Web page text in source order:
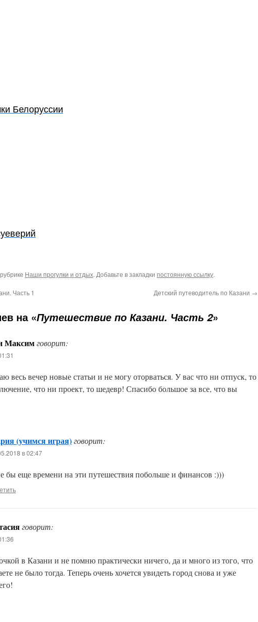
Белоруссии
Наши прогулки и отдых. Добавьте в закладки постоянную ссылку.
Часть 1 Детский путеводитель по Казани →
на «Путешествие по Казани. Часть 2»
Максимговорит:
весь вечер новые статьи и не могу оторваться. У вас что ни отпуск, то
что ни проект, то шедевр! Спасибо большое за все, что вы
(учимся играя)говорит:
в 02:47
бы еще времени на эти путешествия побольше и финансов :)))
говорит:
в Казани и не помню практически ничего, да и много из того, что
не было тогда. Теперь очень хочется увидеть город снова и уже